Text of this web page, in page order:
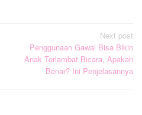
Next post
Penggunaan Gawai Bisa Bikin
Anak Terlambat Bicara, Apakah
Benar? Ini Penjelasannya